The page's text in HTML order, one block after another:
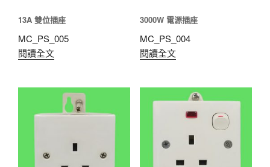
13A 雙位插座
MC_PS_005
閱讀全文
3000W 電源插座
MC_PS_004
閱讀全文